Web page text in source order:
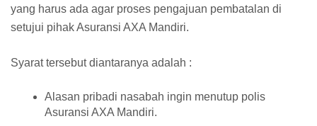
yang harus ada agar proses pengajuan pembatalan di
setujui pihak Asuransi AXA Mandiri.
Syarat tersebut diantaranya adalah :
Alasan pribadi nasabah ingin menutup polis
Asuransi AXA Mandiri.